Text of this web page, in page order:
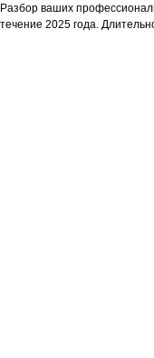
Разбор ваших
течение 2025 года.